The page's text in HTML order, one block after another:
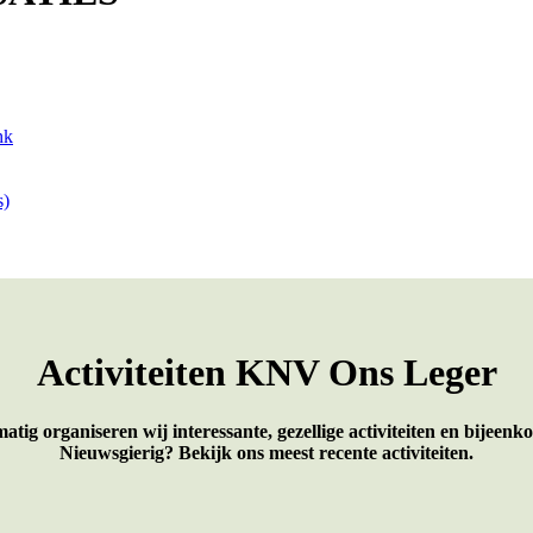
Activiteiten KNV Ons Leger
organiseren wij interessante, gezellige activiteiten en
Nieuwsgierig? Bekijk ons meest recente activiteiten.